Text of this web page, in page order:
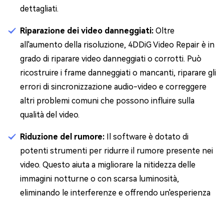
dettagliati.
Riparazione dei video danneggiati: Oltre
all'aumento della risoluzione, 4DDiG Video Repair è in
grado di riparare video danneggiati o corrotti. Può
ricostruire i frame danneggiati o mancanti, riparare gli
errori di sincronizzazione audio-video e correggere
altri problemi comuni che possono influire sulla
qualità del video.
Riduzione del rumore: Il software è dotato di
potenti strumenti per ridurre il rumore presente nei
video. Questo aiuta a migliorare la nitidezza delle
immagini notturne o con scarsa luminosità,
eliminando le interferenze e offrendo un'esperienza